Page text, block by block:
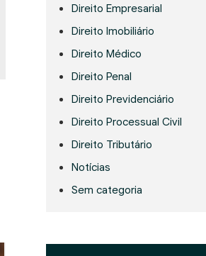
Direito Empresarial
Direito Imobiliário
Direito Médico
Direito Penal
Direito Previdenciário
Direito Processual Civil
Direito Tributário
Notícias
Sem categoria